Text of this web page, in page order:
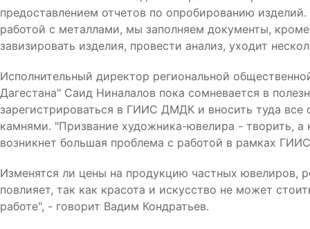
предоставлением отчетов по опробированию
работой с металлами, мы заполняем документы,
завизировать изделия, провести анализ, уходит
Исполнительный директор региональной
Дагестана" Саид Ниналалов пока сомневается в
зарегистрироваться в ГИИС ДМДК и вносить туда
камнями. "Призвание художника-ювелира - творить,
возникнет большая проблема с работой в рамках
Изменятся ли цены на продукцию частных ювелиров,
повлияет, так как красота и искусство не может
работе", - говорит Вадим Кондратьев.